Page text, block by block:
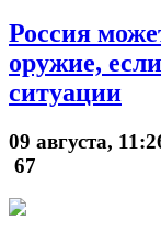
Россия
оружие,
ситуации
09 августа,
67